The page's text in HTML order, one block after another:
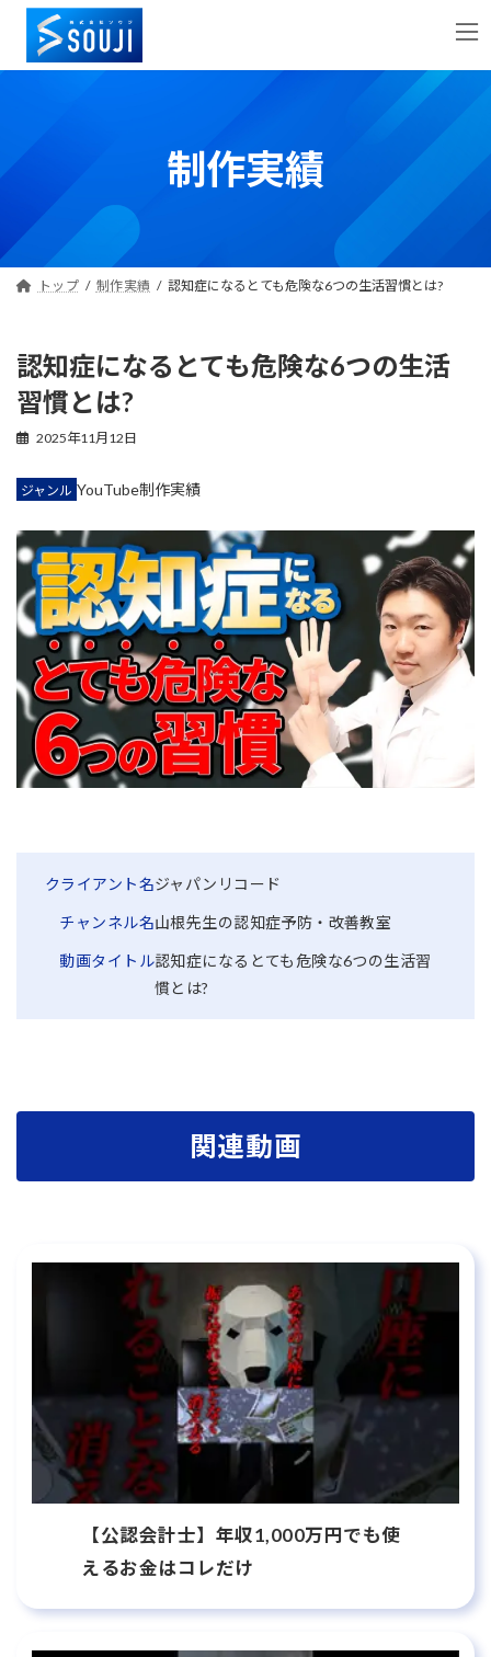
テ
ス
プ
ゲ
ン
動
制作実績
トップ 制作実績 認知症になるとても危険な6つの生活習慣とは?
認知症になるとても危険な6つの生活
習慣とは?
2025年11月12日
ジャンル YouTube制作実績
クライアント名ジャパンリコード
チャンネル名山根先生の認知症予防・改善教室
動画タイトル認知症になるとても危険な6つの生活習
慣とは?
関連動画
【公認会計士】年収1,000万円でも使
えるお金はコレだけ